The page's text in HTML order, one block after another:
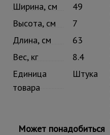
Ширина, см
49
Высота, см
7
Длина, см
63
Вес, кг
8.4
Единица
товара
Штука
Может понадобиться